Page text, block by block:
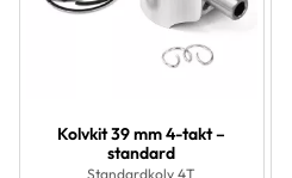
Kolvkit 39 mm 4-takt –
standard
Standardkolv 4T